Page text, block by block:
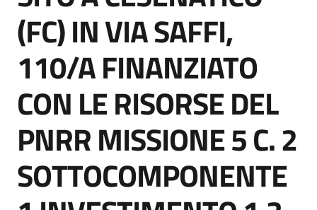
English
site
Seguici
su
(FC) IN VIA SAFFI,
110/A FINANZIATO
CON LE RISORSE DEL
PNRR MISSIONE 5 C. 2
SOTTOCOMPONENTE